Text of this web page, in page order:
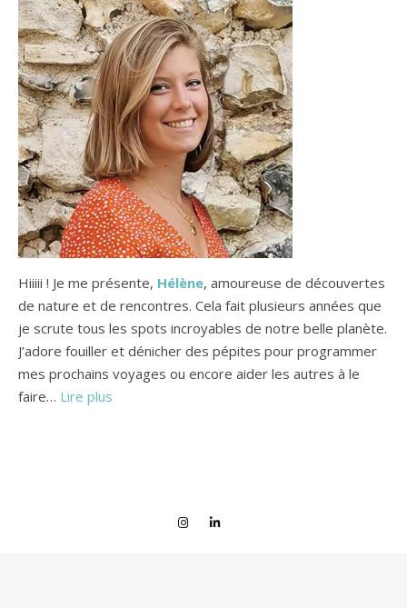
Hiiiii ! Je me présente, Hélène, amoureuse de découvertes
de nature et de rencontres. Cela fait plusieurs années que
je scrute tous les spots incroyables de notre belle planète.
J’adore fouiller et dénicher des pépites pour programmer
mes prochains voyages ou encore aider les autres à le
faire… Lire plus